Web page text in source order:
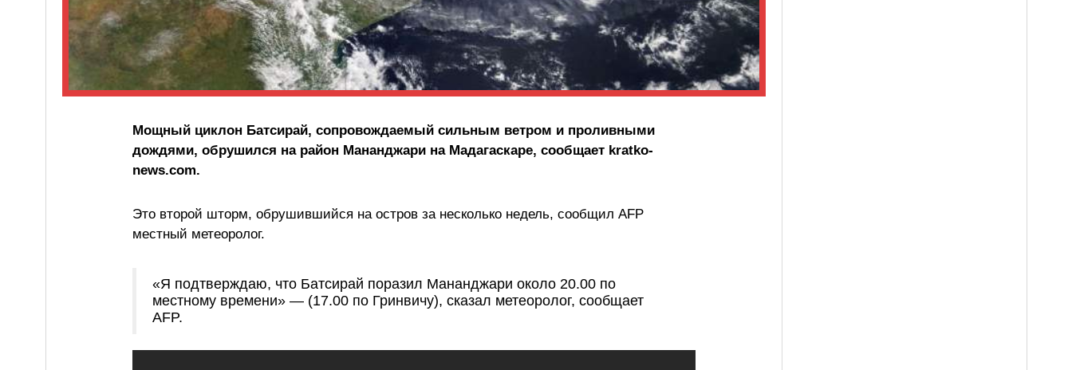
Мощный циклон Батсирай, сопровождаемый сильным ветром и проливными
дождями, обрушился на район Мананджари на Мадагаскаре, сообщает kratko-
news.com.
Это второй шторм, обрушившийся на остров за несколько недель, сообщил AFP
местный метеоролог.
«Я подтверждаю, что Батсирай поразил Мананджари около 20.00 по
местному времени» — (17.00 по Гринвичу), сказал метеоролог, сообщает
AFP.